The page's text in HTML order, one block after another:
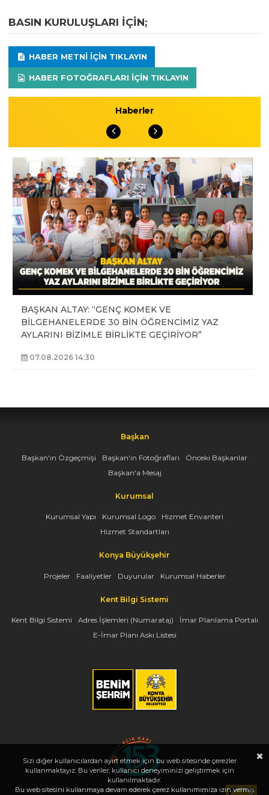
BASIN KURULUŞLARI IÇIN;
HABER METNI IÇIN TIKLAYIN
HABER FOTOĞRAFLARI IÇIN TIKLAYIN
Haberler
BAŞKAN ALTAY: “GENÇ KOMEK VE
BİLGEHANELERDE 30 BİN ÖĞRENCİMİZ YAZ
AYLARINI BİZİMLE BİRLİKTE GEÇİRİYOR”
07.08.2026 14:30
Başkan
Başkan'ın Özgeçmişi Başkan'ın Fotoğrafları
Önceki Başkanlar
Başkan'a Mesaj
Kurumsal
Kurumsal Yapı Kurumsal Logo
Hizmet Envanteri
Hizmet Standartları
Konya Büyükşehir
Projeler Faaliyetler Duyurular Kurumsal Haberler
Kent Bilgi Sistemi
Kent Bilgi Sistemi Adres İşlemleri (Numarataj)
İmar Planlama Portalı
E-İmar Planı Askı Listesi
Copyright 2026, www.konya.bel.tr - Tüm Hakları Saklıdır - Bilgi İşlem Dairesi
Sizi diğer kullanıcılardan ayırt etmek için bu web sitesinde çerezler
kullanmaktayız. Bu veriler, kullanıcı deneyiminizi geliştirmek için
kullanılmaktadır.
Bu web sitesini kullanmaya devam ederek çerez kullanımımıza izin vermiş